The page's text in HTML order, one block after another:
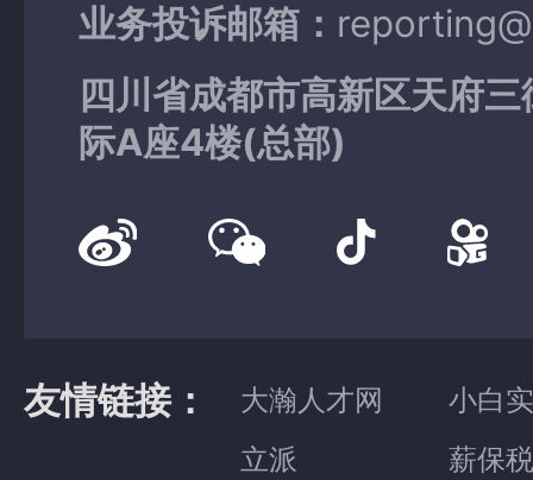
业务投诉邮箱：
四川省成都市高新区天府
际A座4楼(总部)
友情链接： 大瀚人才网
小白
立派
薪保税